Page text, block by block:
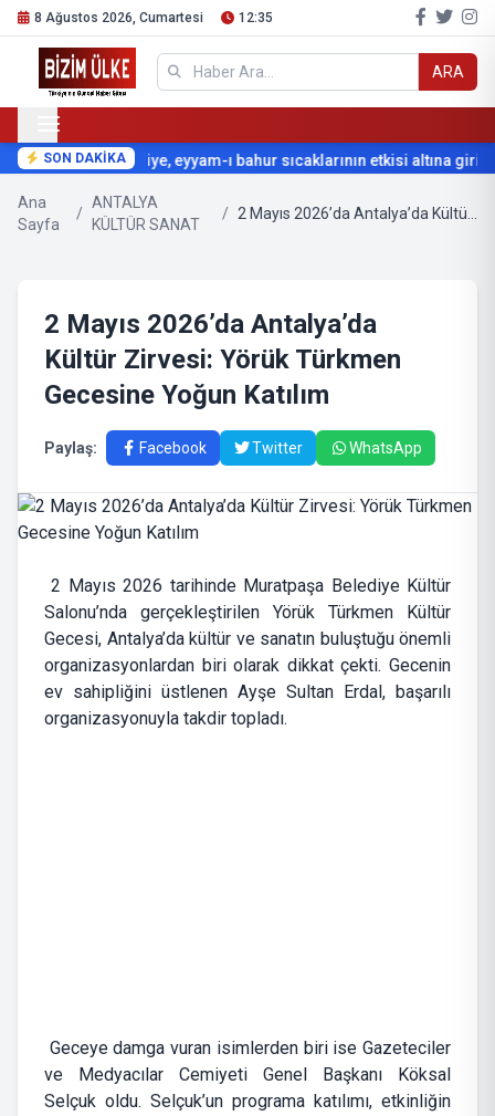
8 Ağustos 2026, Cumartesi 12:35
ARA
SON DAKİKATürkiye, eyyam-ı bahur sıcaklarının etkisi altına giriyor
Ana
Sayfa
/
ANTALYA
KÜLTÜR SANAT
/
2 Mayıs 2026’da Antalya’da
Kültür Zirvesi: Yörük Türkmen
Gecesine Yoğun Katılım
Paylaş: Facebook Twitter WhatsApp
2 Mayıs 2026 tarihinde Muratpaşa Belediye Kültür
Salonu’nda gerçekleştirilen Yörük Türkmen Kültür
Gecesi, Antalya’da kültür ve sanatın buluştuğu önemli
organizasyonlardan biri olarak dikkat çekti. Gecenin
ev sahipliğini üstlenen Ayşe Sultan Erdal, başarılı
organizasyonuyla takdir topladı.
Geceye damga vuran isimlerden biri ise Gazeteciler
ve Medyacılar Cemiyeti Genel Başkanı Köksal
Selçuk oldu. Selçuk’un programa katılımı, etkinliğin